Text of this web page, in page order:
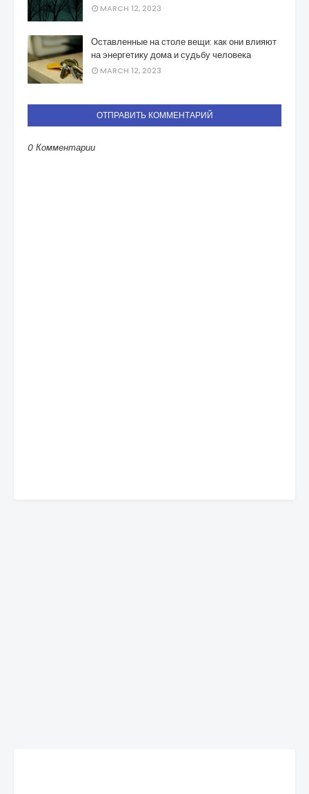
MARCH 12, 2023
Оставленные на столе вещи: как они влияют
на энергетику дома и судьбу человека
MARCH 12, 2023
ОТПРАВИТЬ КОММЕНТАРИЙ
0 Комментарии